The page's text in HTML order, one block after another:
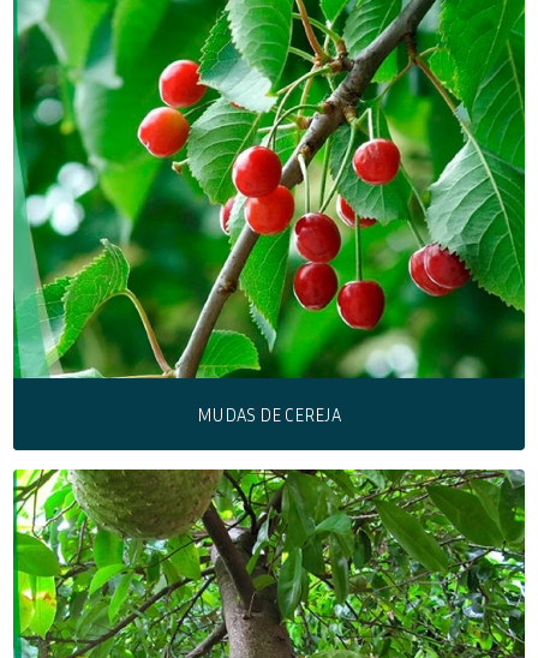
MUDAS DE PALMEIRAS
MUDAS DE PLANTAS
MUDAS FRUTÍFERAS
MUDAS ORNAMENTAIS
MUDAS PARA CERCA VIVA
PALMEIRAS
MUDAS DE CEREJA